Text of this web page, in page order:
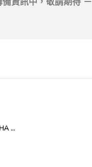
冬風 DONG FONG CHA 冬瓜茶專賣店